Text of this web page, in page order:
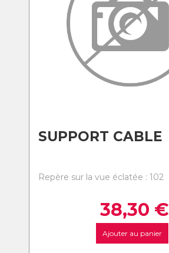
SUPPORT CABLE
Repère sur la vue éclatée : 102
38,30 €
Ajouter au panier